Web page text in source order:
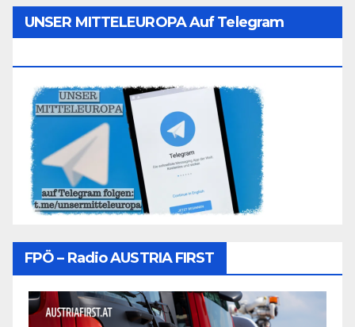
UNSER MITTELEUROPA Auf Telegram
FPÖ – Radio AUSTRIA FIRST